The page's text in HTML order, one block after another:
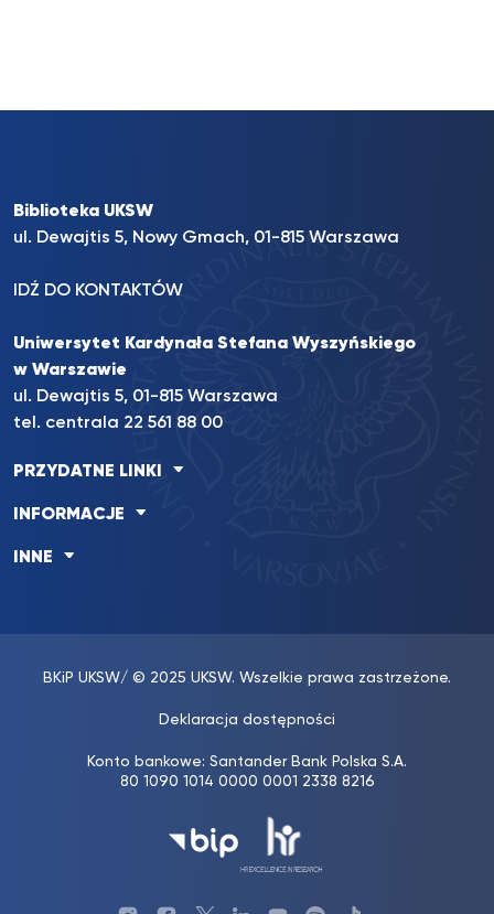
Biblioteka UKSW
ul. Dewajtis 5, Nowy Gmach, 01-815 Warszawa
IDŹ DO KONTAKTÓW
Uniwersytet Kardynała Stefana Wyszyńskiego
w Warszawie
ul. Dewajtis 5, 01-815 Warszawa
tel. centrala 22 561 88 00
PRZYDATNE LINKI
INFORMACJE
INNE
BKiP UKSW/ © 2025 UKSW. Wszelkie prawa zastrzeżone.
Deklaracja dostępności
Konto bankowe: Santander Bank Polska S.A.
80 1090 1014 0000 0001 2338 8216